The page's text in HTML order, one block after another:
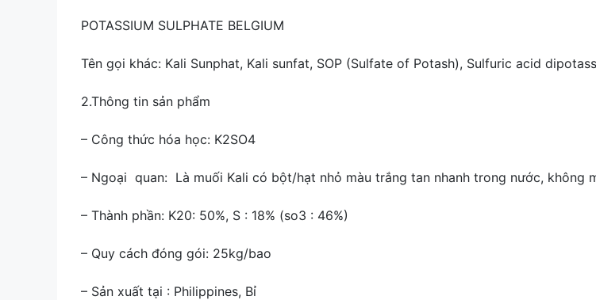
POTASSIUM SULPHATE BELGIUM
Tên gọi khác: Kali Sunphat, Kali sunfat, SOP (Sulfate of Potash), Sulfuric acid
2.Thông tin sản phẩm
– Công thức hóa học: K2SO4
– Ngoại quan: Là muối Kali có bột/hạt nhỏ màu trắng tan nhanh trong nước, không
– Thành phần: K20: 50%, S : 18% (so3 : 46%)
– Quy cách đóng gói: 25kg/bao
– Sản xuất tại : Philippines, Bỉ